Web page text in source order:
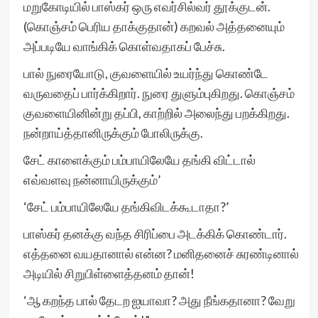
மறுகோடியில் பாஸ்கர் ஒரு எவர்சில்வர் தூக்குடன்.
(கொஞ்சம் பெரிய தாக்குதான்) கறவல் அத்தனையும்
அப்படியே வாங்கிக் கொள்வதாகப் பேச்சு.
பால் நுரையோடு, குவளையில் உயர்ந்து கொண்டே
வருவதைப் பார்க்கிறார். நுரை துளும்புகிறது. கொஞ்சம்
குவளையினின்று தப்பி, காற்றில் அலைந்து பறக்கிறது.
நன்றாய்த்தானிருக்கும் போலிருக்கு.
சேட் காளைக்கும் பம்பாயிலேயே தங்கி விட்டால்
எவ்வளவு நன்னாயிருக்கும்’
‘சேட் பம்பாயிலேயே தங்கிவிடக்கூடாதா?’
பாஸ்கர் தனக்கு வந்த சிரிப்பை அடக்கிக் கொண்டார்.
எத்தனை வயதானால் என்ன? மனிதனைச் சுரண்டினால்
அடியில் சிறுபிள்ளைத்தனம் தான்!
‘ஆ கறந்த பால் தேடற ஐயாவா? அது நீங்கதானா? வேறு